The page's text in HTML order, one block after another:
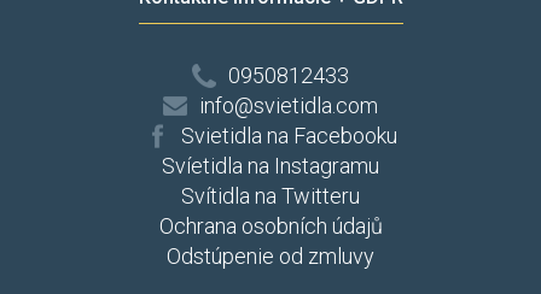
0950812433
info@svietidla.com
Svietidla na Facebooku
Svíetidla na Instagramu
Svítidla na Twitteru
Ochrana osobních údajů
Odstúpenie od zmluvy